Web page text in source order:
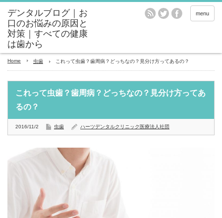
menu
Home 虫歯 これって虫歯？歯周病？どっちなの？見分け方ってあるの？
これって虫歯？歯周病？どっちなの？見分け方ってあ
るの？
2016/11/2 虫歯 ハーツデンタルクリニック医療法人社団